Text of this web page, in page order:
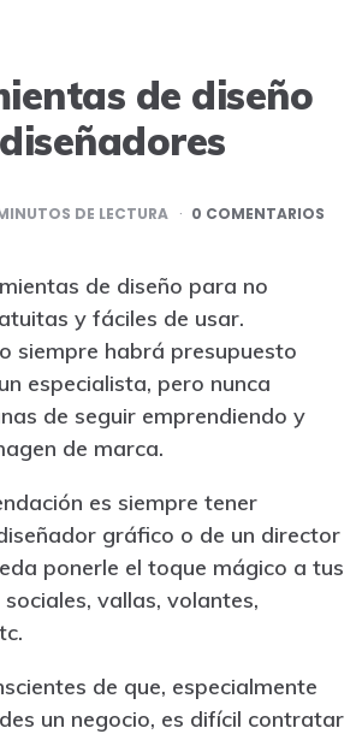
de diseño
DE LECTURA 0 COMENTARIOS
de diseño para no
y fáciles de usar.
siempre habrá presupuesto
especialista, pero nunca
de seguir emprendiendo y
de marca.
es siempre tener
gráfico o de un director
ponerle el toque mágico a tus
vallas, volantes,
de que, especialmente
un negocio, es difícil contratar